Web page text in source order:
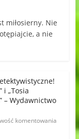
miłosierny. Nie
a nie
i „Tosia
– Wydawnictwo
komentowania